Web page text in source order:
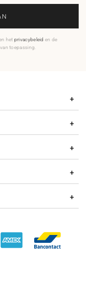
het privacybeleid en de
toepassing.